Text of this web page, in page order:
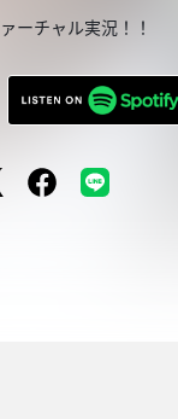
ーチャル実況！！